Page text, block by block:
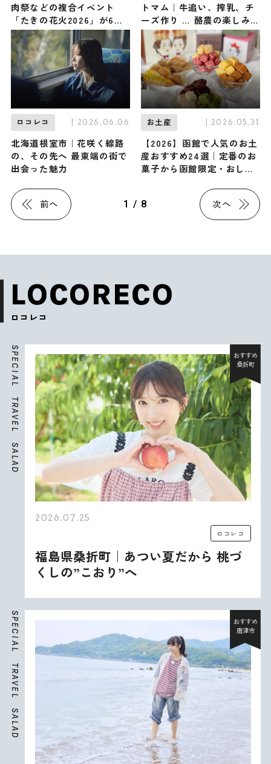
肉祭などの複合イベント
「たきの花火2026」が6月
20日開催！眺めて作って食
べて楽しむ一日 / 札幌・滝
野すずらん丘陵公園
トマム｜牛追い、搾乳、チ
ーズ作り … 酪農の楽しみを
家族と一緒に分かち合う
『酪農Academy~夏休みの
自由研究~』 / 北海道勇払
郡
ロコレコ | 2026.06.06
北海道根室市｜花咲く線路
の、その先へ 最東端の街で
出会った魅力
お土産 | 2026.05.31
【2026】函館で人気のお土
産おすすめ24選｜定番のお
菓子から函館限定・おしゃ
前へ 1 / 8 次へ
LOCORECO
ロコレコ
S
P
E
C
I
A
L
T
R
A
V
E
L
S
A
L
A
D
おすすめ
桑折町
2026.07.25
ロコレコ
福島県桑折町｜あつい夏だから 桃づ
くしの”こおり”へ
S
P
E
C
I
A
L
T
R
A
V
E
L
S
A
L
A
D
おすすめ
唐津市